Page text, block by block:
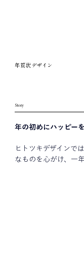
年賀状デザイン
Story
年の初めにハッピーを
ヒトツキデザインで
なものを心がけ、一